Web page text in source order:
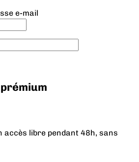
e-mail
accès libre pendant 48h, sans